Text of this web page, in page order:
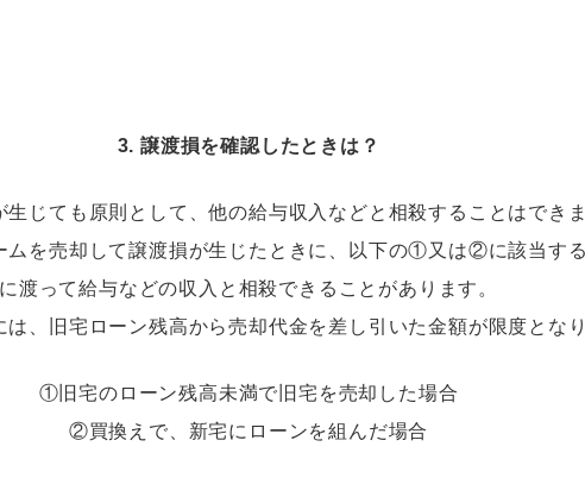
3. 譲渡損を確認したときは？
じても原則として、他の給与収入などと相殺することはできま
を売却して譲渡損が生じたときに、以下の①又は②に該当す
に渡って給与などの収入と相殺できることがあります。
、旧宅ローン残高から売却代金を差し引いた金額が限度となり
①旧宅のローン残高未満で旧宅を売却した場合
②買換えで、新宅にローンを組んだ場合